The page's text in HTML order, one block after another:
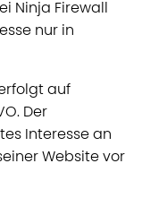
Ninja Firewall
nur in
auf
Der
Interesse an
Website vor